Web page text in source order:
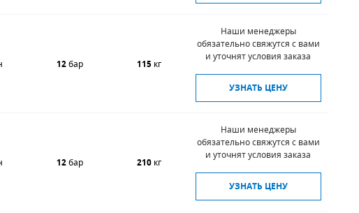
12бар 115 кг
Наши менеджеры
обязательно свяжутся с вами
и уточнят условия заказа
УЗНАТЬ ЦЕНУ
12бар 210 кг
Наши менеджеры
обязательно свяжутся с вами
и уточнят условия заказа
УЗНАТЬ ЦЕНУ